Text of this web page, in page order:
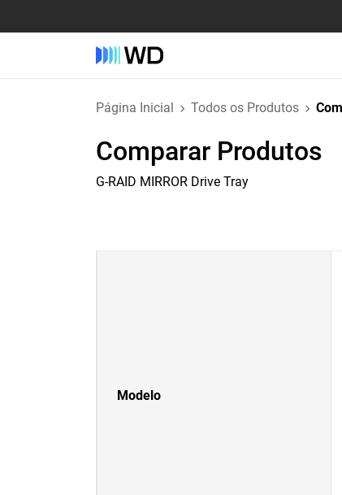
Página Inicial Todos os Produtos
Comparar Produtos
G-RAID MIRROR Drive Tray
Modelo